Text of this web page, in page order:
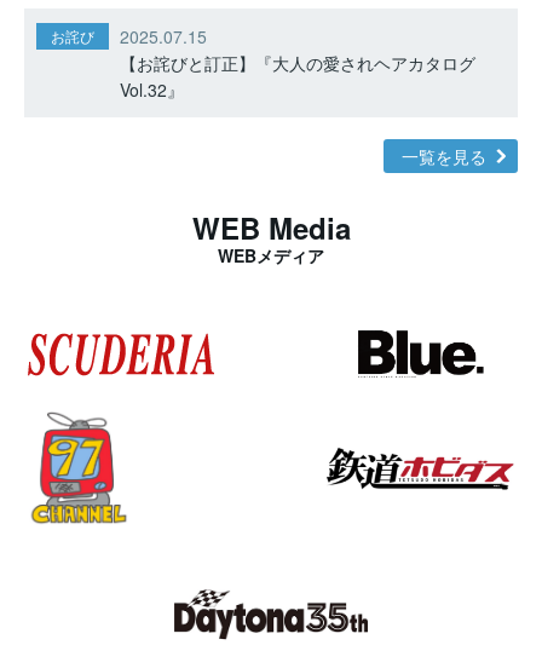
お詫び
2025.07.15
【お詫びと訂正】『大人の愛されヘアカタログ
Vol.32』
一覧を見る
WEB Media
WEBメディア